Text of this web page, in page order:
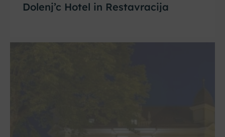
Dolenj’c Hotel in Restavracija